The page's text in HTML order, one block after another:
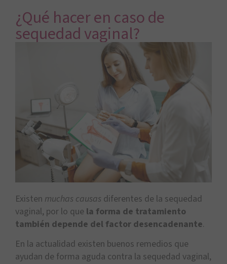
¿Qué hacer en caso de
sequedad vaginal?
Existen muchas causas diferentes de la sequedad
vaginal, por lo que la forma de tratamiento
también depende del factor desencadenante.
En la actualidad existen buenos remedios que
ayudan de forma aguda contra la sequedad vaginal,